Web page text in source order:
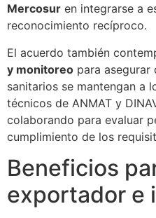
Mercosur en integrarse a
reconocimiento recíproco.
El acuerdo también
y monitoreo para asegurar
sanitarios se mantengan a
técnicos de ANMAT y
colaborando para evaluar
cumplimiento de los
Beneficios
exportador e